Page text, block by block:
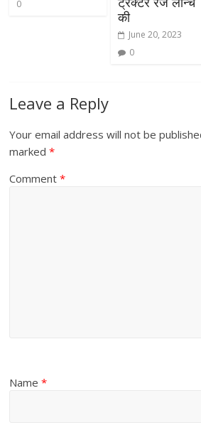
0
की
June 20, 2023
0
Leave a Reply
Your email address will not be
marked*
Comment*
Name*